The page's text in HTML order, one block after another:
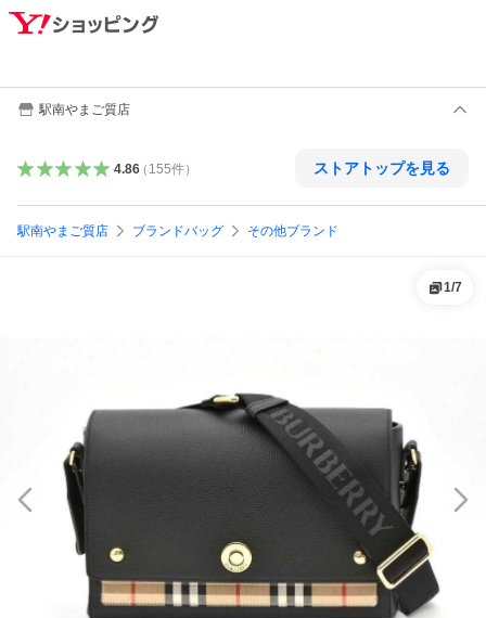
駅南やまご質店
4.86（ 155件） ストアトップを見る
駅南やまご質店 ブランドバッグ その他ブランド
1/7